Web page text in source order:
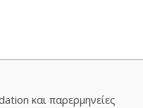
και παρερμηνείες